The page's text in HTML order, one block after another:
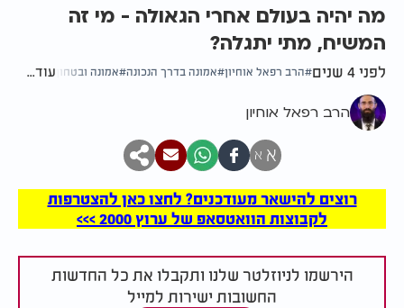
מה יהיה בעולם אחרי הגאולה - מי זה
המשיח, מתי יתגלה?
לפני 4 שנים הרב רפאל אוחיון אמונה בדרך הנכונה אמונה ובטחון עוד...
הרב רפאל אוחיון
א א
רוצים להישאר מעודכנים? לחצו כאן להצטרפות
לקבוצות הוואטסאפ של ערוץ 2000 >>>
הירשמו לניוזלטר שלנו ותקבלו את כל החדשות
החשובות ישירות למייל